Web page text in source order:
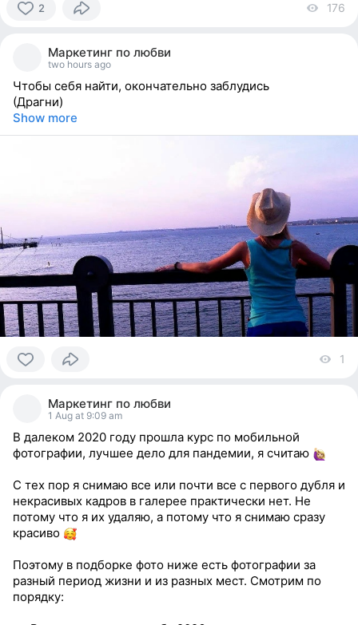
2 176
Маркетинг по любви
two hours ago
Чтобы себя найти, окончательно заблудись
(Драгни)
Show more
1
Маркетинг по любви
1 Aug at 9:09 am
В далеком 2020 году прошла курс по мобильной
фотографии, лучшее дело для пандемии, я считаю
С тех пор я снимаю все или почти все с первого дубля и
некрасивых кадров в галерее практически нет. Не
потому что я их удаляю, а потому что я снимаю сразу
красиво
Поэтому в подборке фото ниже есть фотографии за
разный период жизни и из разных мест. Смотрим по
порядку: